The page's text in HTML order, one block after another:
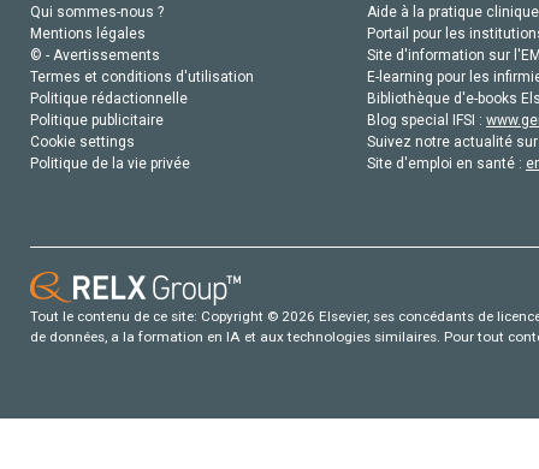
Qui sommes-nous ?
Mentions légales
© - Avertissements
Termes et conditions d'utilisation
Politique rédactionnelle
Politique publicitaire
Cookie settings
Politique de la vie privée
Aide à la pratique
Portail pour les
Site d'information sur
E-learning pour les
Bibliothèque d'e-books
Blog special IFSI :
Suivez notre actualité
Site d'emploi en santé :
Tout le contenu de ce site: Copyright © 2026 Elsevier, ses concédants de
de données, a la formation en IA et aux technologies similaires. Pour tout